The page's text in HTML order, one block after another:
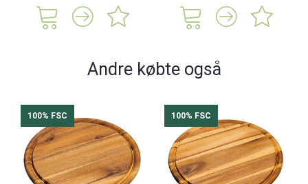
Andre købte også
100% FSC 100% FSC